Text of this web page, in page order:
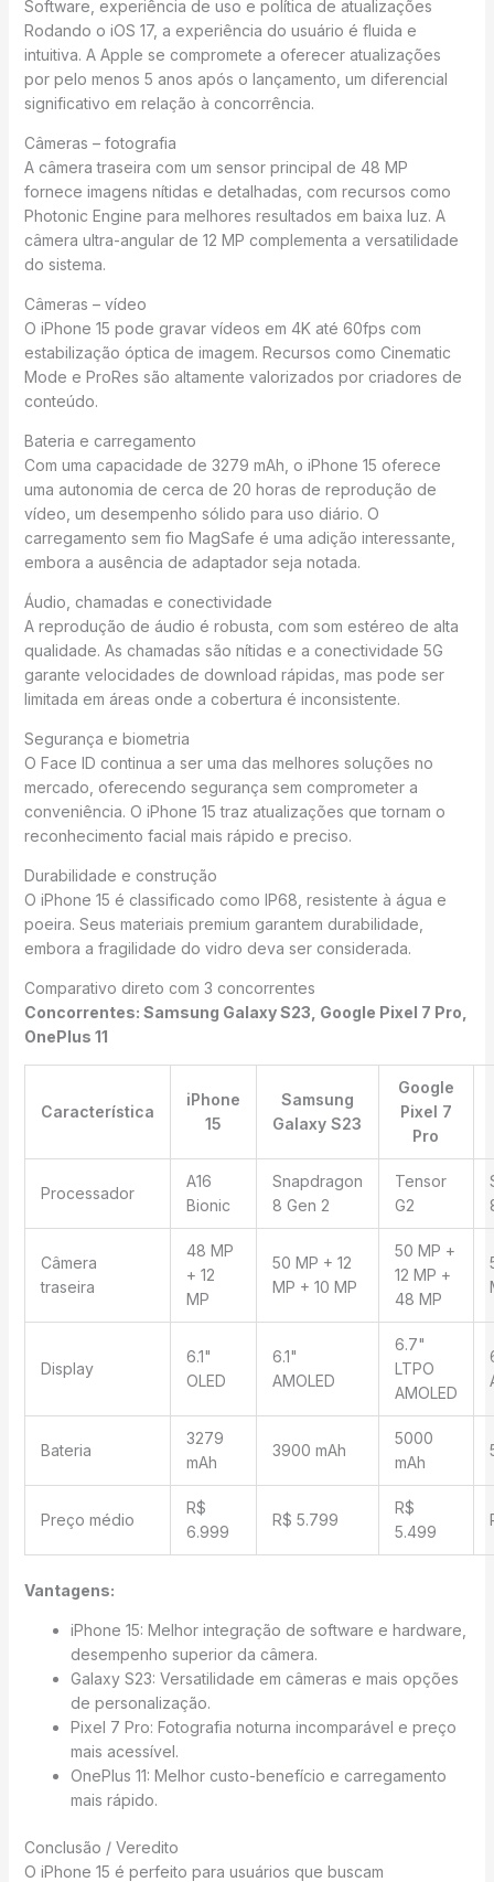
Software, experiência de uso e política de atualizações
Rodando o iOS 17, a experiência do usuário é fluida e
intuitiva. A Apple se compromete a oferecer atualizações
por pelo menos 5 anos após o lançamento, um diferencial
significativo em relação à concorrência.
Câmeras – fotografia
A câmera traseira com um sensor principal de 48 MP
fornece imagens nítidas e detalhadas, com recursos como
Photonic Engine para melhores resultados em baixa luz. A
câmera ultra-angular de 12 MP complementa a versatilidade
do sistema.
Câmeras – vídeo
O iPhone 15 pode gravar vídeos em 4K até 60fps com
estabilização óptica de imagem. Recursos como Cinematic
Mode e ProRes são altamente valorizados por criadores de
conteúdo.
Bateria e carregamento
Com uma capacidade de 3279 mAh, o iPhone 15 oferece
uma autonomia de cerca de 20 horas de reprodução de
vídeo, um desempenho sólido para uso diário. O
carregamento sem fio MagSafe é uma adição interessante,
embora a ausência de adaptador seja notada.
Áudio, chamadas e conectividade
A reprodução de áudio é robusta, com som estéreo de alta
qualidade. As chamadas são nítidas e a conectividade 5G
garante velocidades de download rápidas, mas pode ser
limitada em áreas onde a cobertura é inconsistente.
Segurança e biometria
O Face ID continua a ser uma das melhores soluções no
mercado, oferecendo segurança sem comprometer a
conveniência. O iPhone 15 traz atualizações que tornam o
reconhecimento facial mais rápido e preciso.
Durabilidade e construção
O iPhone 15 é classificado como IP68, resistente à água e
poeira. Seus materiais premium garantem durabilidade,
embora a fragilidade do vidro deva ser considerada.
Comparativo direto com 3 concorrentes
Concorrentes: Samsung Galaxy S23, Google Pixel 7 Pro,
OnePlus 11
Característica
iPhone
15
Samsung
Galaxy S23
Google
Pixel 7
Pro
Processador
A16
Bionic
Snapdragon
8 Gen 2
Tensor
G2
Câmera
traseira
48 MP
+ 12
MP
50 MP + 12
MP + 10 MP
50 MP +
12 MP +
48 MP
Display
6.1"
OLED
6.1"
AMOLED
6.7"
LTPO
AMOLED
Bateria
3279
mAh
3900 mAh
5000
mAh
Preço médio
R$
6.999
R$ 5.799
R$
5.499
Vantagens:
iPhone 15: Melhor integração de software e hardware,
desempenho superior da câmera.
Galaxy S23: Versatilidade em câmeras e mais opções
de personalização.
Pixel 7 Pro: Fotografia noturna incomparável e preço
mais acessível.
OnePlus 11: Melhor custo-benefício e carregamento
mais rápido.
Conclusão / Veredito
O iPhone 15 é perfeito para usuários que buscam